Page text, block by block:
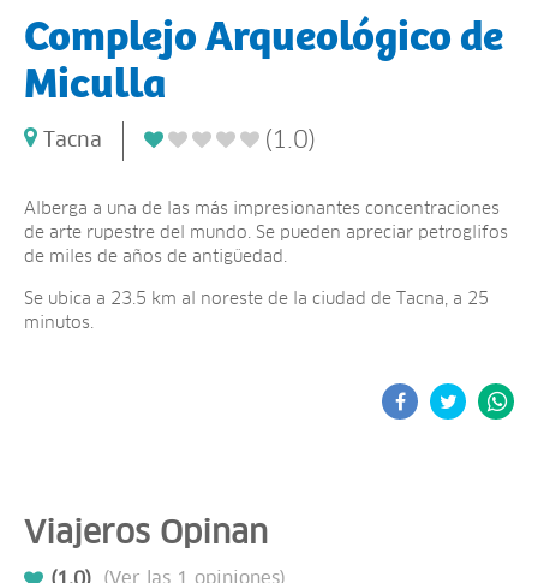
Complejo Arqueológico de
Miculla
Tacna (1.0)
Alberga a una de las más impresionantes concentraciones
de arte rupestre del mundo. Se pueden apreciar petroglifos
de miles de años de antigüedad.
Se ubica a 23.5 km al noreste de la ciudad de Tacna, a 25
minutos.
Viajeros Opinan
(Ver las 1 opiniones)